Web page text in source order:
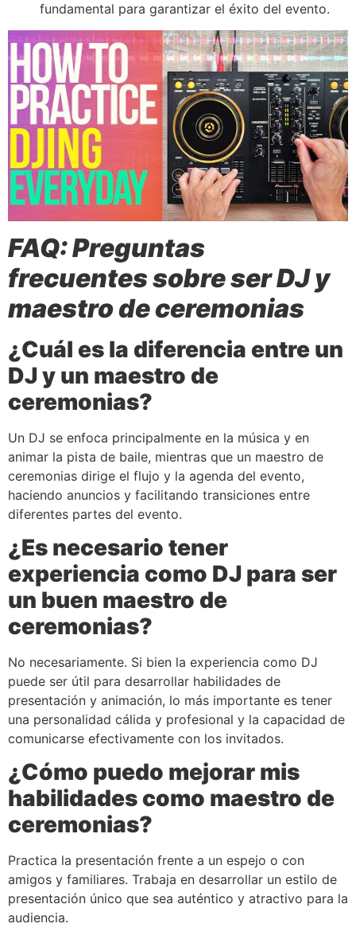
fundamental para garantizar el éxito del evento.
FAQ: Preguntas
frecuentes sobre ser DJ y
maestro de ceremonias
¿Cuál es la diferencia entre un
DJ y un maestro de
ceremonias?
Un DJ se enfoca principalmente en la música y en
animar la pista de baile, mientras que un maestro de
ceremonias dirige el flujo y la agenda del evento,
haciendo anuncios y facilitando transiciones entre
diferentes partes del evento.
¿Es necesario tener
experiencia como DJ para ser
un buen maestro de
ceremonias?
No necesariamente. Si bien la experiencia como DJ
puede ser útil para desarrollar habilidades de
presentación y animación, lo más importante es tener
una personalidad cálida y profesional y la capacidad de
comunicarse efectivamente con los invitados.
¿Cómo puedo mejorar mis
habilidades como maestro de
ceremonias?
Practica la presentación frente a un espejo o con
amigos y familiares. Trabaja en desarrollar un estilo de
presentación único que sea auténtico y atractivo para la
audiencia.